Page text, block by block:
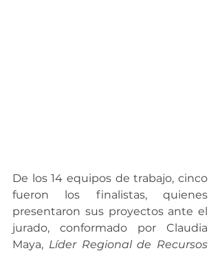
De los 14 equipos de trabajo, cinco
fueron los finalistas, quienes
presentaron sus proyectos ante el
jurado, conformado por Claudia
Maya, Líder Regional de Recursos